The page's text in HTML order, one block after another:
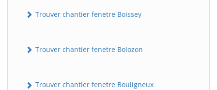
Trouver chantier fenetre Boissey
Trouver chantier fenetre Bolozon
Trouver chantier fenetre Bouligneux